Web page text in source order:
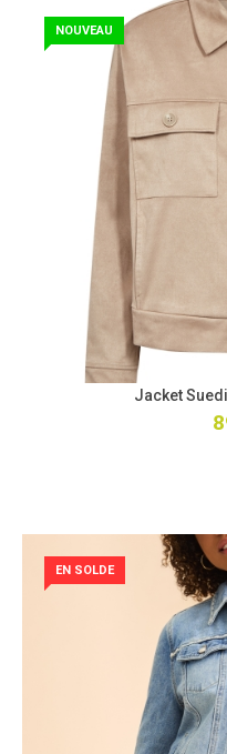
NOUVEAU
Jacket
EN SOLDE